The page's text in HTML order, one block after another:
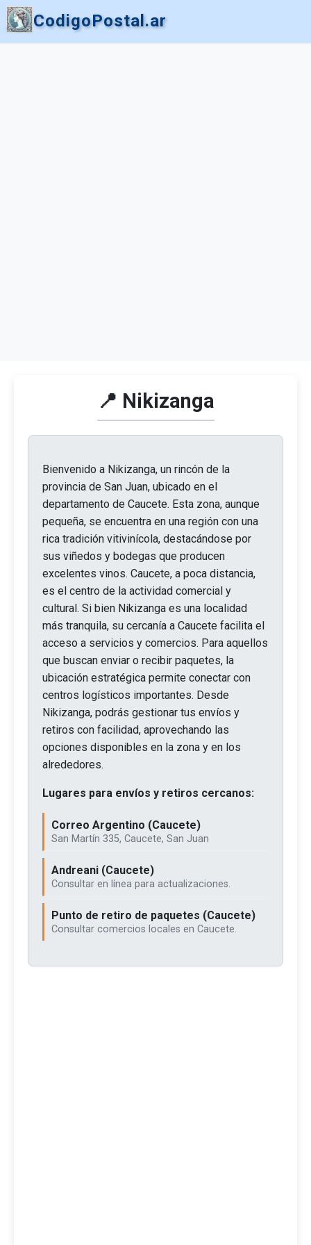
CodigoPostal.ar
📍 Nikizanga
Bienvenido a Nikizanga, un rincón de la
provincia de San Juan, ubicado en el
departamento de Caucete. Esta zona, aunque
pequeña, se encuentra en una región con una
rica tradición vitivinícola, destacándose por
sus viñedos y bodegas que producen
excelentes vinos. Caucete, a poca distancia,
es el centro de la actividad comercial y
cultural. Si bien Nikizanga es una localidad
más tranquila, su cercanía a Caucete facilita el
acceso a servicios y comercios. Para aquellos
que buscan enviar o recibir paquetes, la
ubicación estratégica permite conectar con
centros logísticos importantes. Desde
Nikizanga, podrás gestionar tus envíos y
retiros con facilidad, aprovechando las
opciones disponibles en la zona y en los
alrededores.
Lugares para envíos y retiros cercanos:
Correo Argentino (Caucete)
San Martín 335, Caucete, San Juan
Andreani (Caucete)
Consultar en línea para actualizaciones.
Punto de retiro de paquetes (Caucete)
Consultar comercios locales en Caucete.